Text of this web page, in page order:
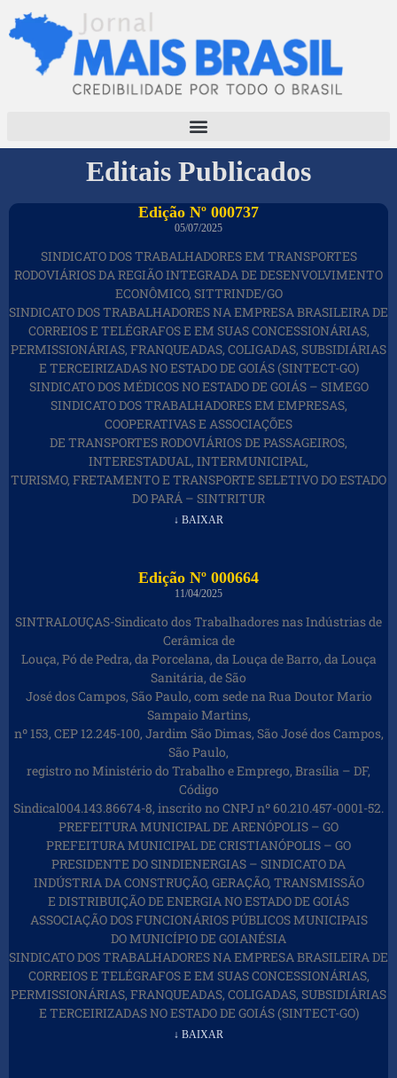
Editais Publicados
Edição Nº 000737
05/07/2025
SINDICATO DOS TRABALHADORES EM TRANSPORTES
RODOVIÁRIOS DA REGIÃO INTEGRADA DE DESENVOLVIMENTO
ECONÔMICO, SITTRINDE/GO
SINDICATO DOS TRABALHADORES NA EMPRESA BRASILEIRA DE
CORREIOS E TELÉGRAFOS E EM SUAS CONCESSIONÁRIAS,
PERMISSIONÁRIAS, FRANQUEADAS, COLIGADAS, SUBSIDIÁRIAS
E TERCEIRIZADAS NO ESTADO DE GOIÁS (SINTECT-GO)
SINDICATO DOS MÉDICOS NO ESTADO DE GOIÁS – SIMEGO
SINDICATO DOS TRABALHADORES EM EMPRESAS,
COOPERATIVAS E ASSOCIAÇÕES
DE TRANSPORTES RODOVIÁRIOS DE PASSAGEIROS,
INTERESTADUAL, INTERMUNICIPAL,
TURISMO, FRETAMENTO E TRANSPORTE SELETIVO DO ESTADO
DO PARÁ – SINTRITUR
↓ BAIXAR
Edição Nº 000664
11/04/2025
SINTRALOUÇAS-Sindicato dos Trabalhadores nas Indústrias de
Cerâmica de
Louça, Pó de Pedra, da Porcelana, da Louça de Barro, da Louça
Sanitária, de São
José dos Campos, São Paulo, com sede na Rua Doutor Mario
Sampaio Martins,
nº 153, CEP 12.245-100, Jardim São Dimas, São José dos Campos,
São Paulo,
registro no Ministério do Trabalho e Emprego, Brasília – DF,
Código
Sindical004.143.86674-8, inscrito no CNPJ nº 60.210.457-0001-52.
PREFEITURA MUNICIPAL DE ARENÓPOLIS – GO
PREFEITURA MUNICIPAL DE CRISTIANÓPOLIS – GO
PRESIDENTE DO SINDIENERGIAS – SINDICATO DA
INDÚSTRIA DA CONSTRUÇÃO, GERAÇÃO, TRANSMISSÃO
E DISTRIBUIÇÃO DE ENERGIA NO ESTADO DE GOIÁS
ASSOCIAÇÃO DOS FUNCIONÁRIOS PÚBLICOS MUNICIPAIS
DO MUNICÍPIO DE GOIANÉSIA
SINDICATO DOS TRABALHADORES NA EMPRESA BRASILEIRA DE
CORREIOS E TELÉGRAFOS E EM SUAS CONCESSIONÁRIAS,
PERMISSIONÁRIAS, FRANQUEADAS, COLIGADAS, SUBSIDIÁRIAS
E TERCEIRIZADAS NO ESTADO DE GOIÁS (SINTECT-GO)
↓ BAIXAR